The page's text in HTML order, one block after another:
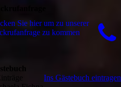
Sie hier um zu unserer
zu kommen
Ins Gästebuch eintragen